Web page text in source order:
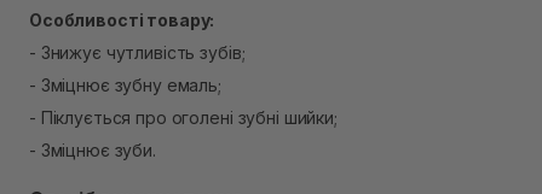
Особливості товару:
- Знижує чутливість зубів;
- Зміцнює зубну емаль;
- Піклується про оголені зубні шийки;
- Зміцнює зуби.